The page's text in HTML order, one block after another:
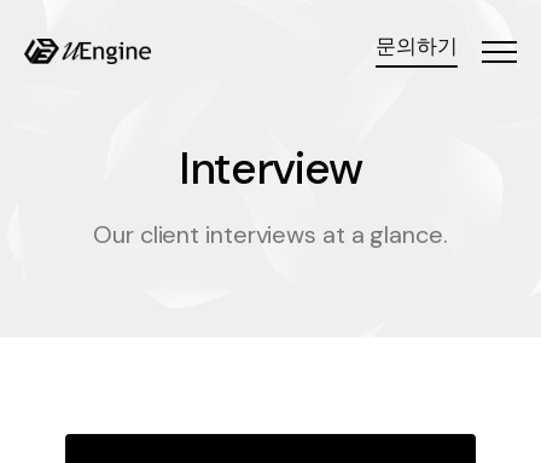
문의하기
Menu
Interview
Interview
Our client interviews at a glance.